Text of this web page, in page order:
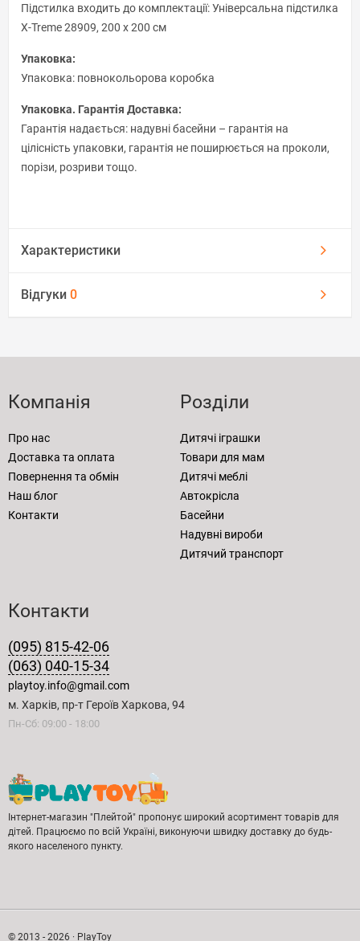
Підстилка входить до комплектації: Універсальна підстилка
X-Treme 28909, 200 х 200 см
Упаковка:
Упаковка: повнокольорова коробка
Упаковка. Гарантія Доставка:
Гарантія надається: надувні басейни – гарантія на
цілісність упаковки, гарантія не поширюється на проколи,
порізи, розриви тощо.
Характеристики
Відгуки 0
Компанія
Про нас
Доставка та оплата
Повернення та обмін
Наш блог
Контакти
Розділи
Дитячі іграшки
Товари для мам
Дитячі меблі
Автокрісла
Басейни
Надувні вироби
Дитячий транспорт
Контакти
(095) 815-42-06
(063) 040-15-34
playtoy.info@gmail.com
м. Харків, пр-т Героїв Харкова, 94
Пн-Сб: 09:00 - 18:00
Інтернет-магазин "Плейтой" пропонує широкий асортимент товарів для
дітей. Працюємо по всій Україні, виконуючи швидку доставку до будь-
якого населеного пункту.
© 2013 - 2026 · PlayToy